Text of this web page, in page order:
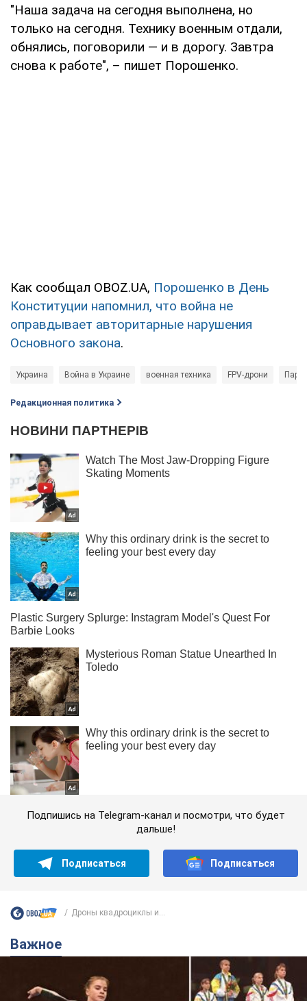
"Наша задача на сегодня выполнена, но
только на сегодня. Технику военным отдали,
обнялись, поговорили — и в дорогу. Завтра
снова к работе", – пишет Порошенко.
Как сообщал OBOZ.UA, Порошенко в День
Конституции напомнил, что война не
оправдывает авторитарные нарушения
Основного закона.
Украина Война в Украине военная техника FPV-дрони
Редакционная политика
Подпишись на Telegram-канал и посмотри, что будет
дальше!
Подписаться Подписаться
Дроны квадроциклы и...
Важное